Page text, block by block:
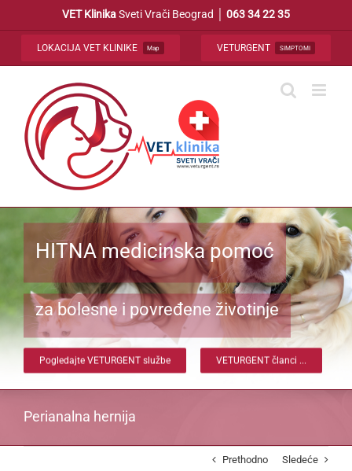
VET KlinikaSveti Vrači Beograd │ 063 34 22 35
LOKACIJA VET KLINIKE Map VETURGENT SIMPTOMI
HITNA medicinska pomoć
za bolesne i povređene životinje
Pogledajte VETURGENT službe VETURGENT članci ...
Perianalna hernija
Prethodno Sledeće